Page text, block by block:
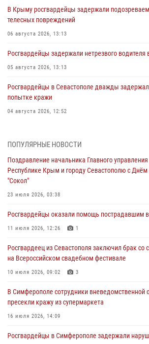
В Крыму росгвардейцы задержали
телесных повреждений
06 августа 2026, 13:13
Росгвардейцы задержали нетрезвого водителя
05 августа 2026, 13:13
Росгвардейцы в Севастополе дважды
попытке кражи
04 августа 2026, 12:52
мужчину
Росгвардия в Крыму и Севастополе задержала
правонарушителей
03 августа 2026, 14:08
В Симферополе росгвардейцы задержали
подозреваемого в совершении серии краж
Росгвардейцы оперативно задержали
объекте в Севастополе
ПОПУЛЯРНЫЕ НОВОСТИ
Поздравление начальника Главного
Республике Крым и городу Севастополю с
"Сокол"
23 июля 2026, 03:38
Росгвардейцы оказали помощь пострадавшим
11 июля 2026, 12:26 1
Росгвардеец из Севастополя заключил брак со
на Всероссийском свадебном фестивале
10 июля 2026, 09:02 3
В Симферополе сотрудники вневедомственной
пресекли кражу из супермаркета
16 июля 2026, 14:09
Росгвардейцы в Симферополе задержали